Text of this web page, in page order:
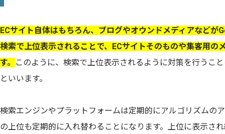
ECサイト自体はもちろん、ブログやオウンドメディアなどが
検索で上位表示されることで、ECサイトそのものや集客用の
す。
このように、検索で上位表示されるように対策を行うこ
といいます。
検索エンジンやプラットフォームは定期的にアルゴリズムの
の上位も定期的に入れ替わることになります。上位に表示さ